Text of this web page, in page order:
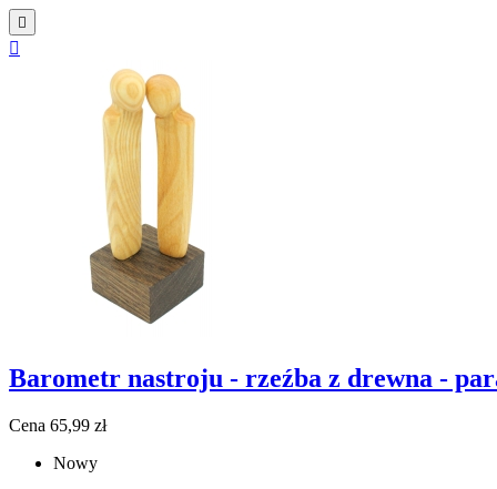


Barometr nastroju - rzeźba z drewna -
Cena 65,99 zł
Nowy